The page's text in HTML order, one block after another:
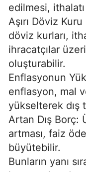
edilmesi, ithalatı
Aşırı Döviz
döviz kurları,
ihracatçılar
oluşturabilir.
Enflasyonun
enflasyon, mal
yükselterek dış
Artan Dış Borç:
artması, faiz
büyütebilir.
Bunların yanı